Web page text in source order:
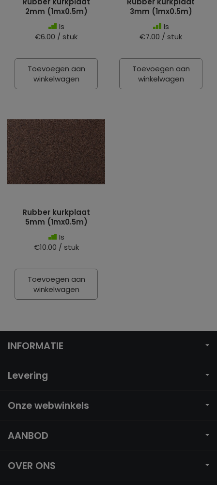
2mm (1mx0.5m)
Is
€6.00 / stuk
Toevoegen aan
winkelwagen
3mm (1mx0.5m)
Is
€7.00 / stuk
Toevoegen aan
winkelwagen
Rubber kurkplaat
5mm (1mx0.5m)
Is
€10.00 / stuk
Toevoegen aan
winkelwagen
INFORMATIE
Levering
Onze webwinkels
AANBOD
OVER ONS